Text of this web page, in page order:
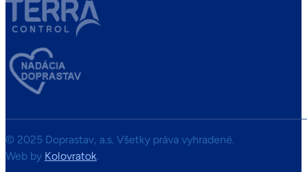
© 2025 Doprastav, a.s. Všetky práva vyhradené.
Web by Kolovratok.